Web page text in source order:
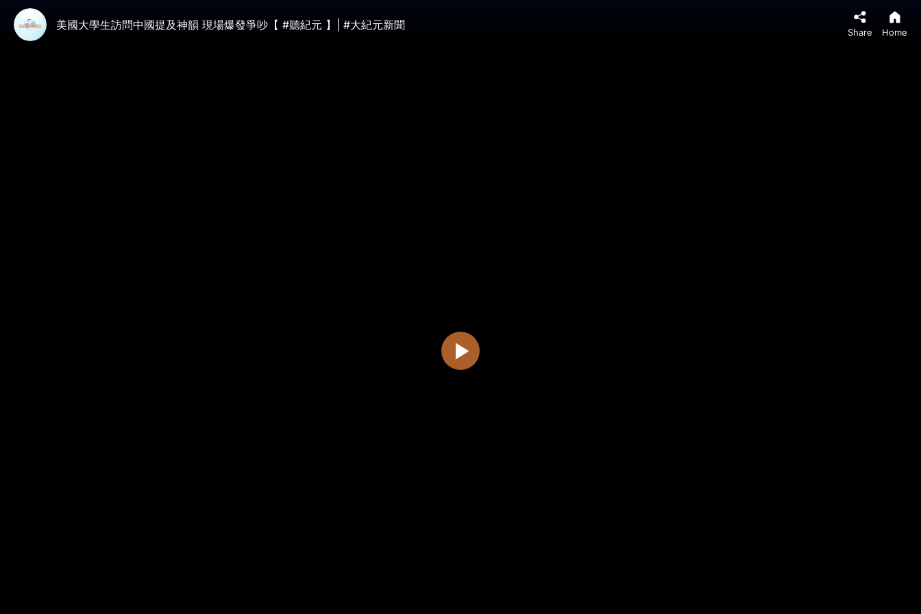
美國大學生訪問中國提及神韻 現場爆發爭吵【 #聽紀元 】| #大紀元新聞
Share Home